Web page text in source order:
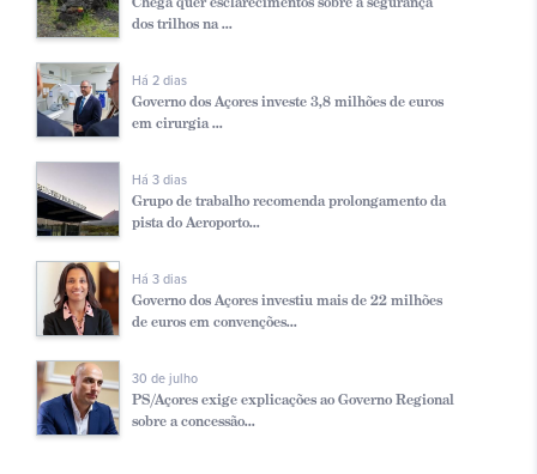
dos trilhos na ...
Há 2 dias
Governo dos Açores investe 3,8 milhões de euros
em cirurgia ...
Há 3 dias
Grupo de trabalho recomenda prolongamento da
pista do Aeroporto...
Há 3 dias
Governo dos Açores investiu mais de 22 milhões
de euros em convenções...
30 de julho
PS/Açores exige explicações ao Governo Regional
sobre a concessão...